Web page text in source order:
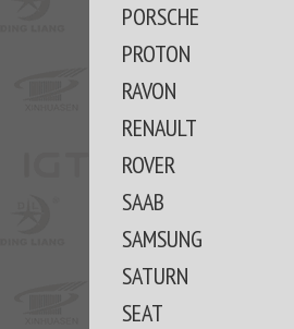
PORSCHE
PROTON
RAVON
RENAULT
ROVER
SAAB
SAMSUNG
SATURN
SEAT